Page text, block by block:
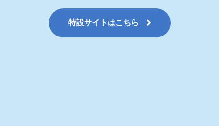
特設サイトはこちら